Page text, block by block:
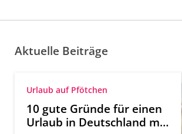
Aktuelle Beiträge
Urlaub auf Pfötchen
10 gute Gründe für einen
Urlaub in Deutschland mit